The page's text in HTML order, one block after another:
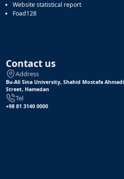
Website statistical report
Foad128
Contact us
Address
Bu-Ali Sina University, Shahid Mostafa
Street, Hamedan
Tel
+98 81 3140 0000